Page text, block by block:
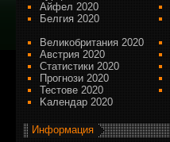
Айфел 2020
Белгия 2020
Великобритания 2020
Австрия 2020
Статистики 2020
Прогнози 2020
Тестове 2020
Kалендар 2020
Информация